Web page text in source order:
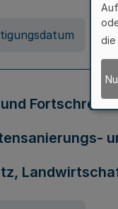
die